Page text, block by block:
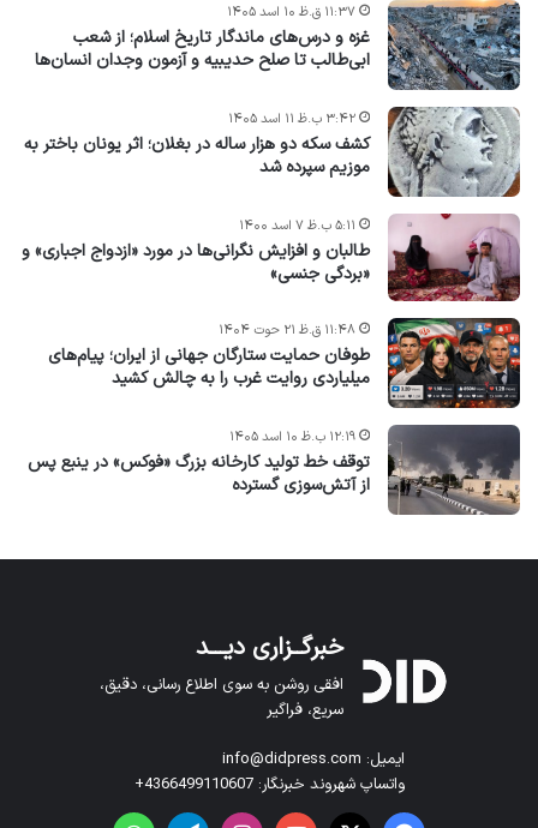
غزه و درس‌های ماندگار تاریخ اسلام؛ از شعب
ابی‌طالب تا صلح حدیبیه و آزمون وجدان انسان‌ها
۱۱:۳۷ ق.ظ ۱۰ اسد ۱۴۰۵
کشف سکه دو هزار ساله در بغلان؛ اثر یونان باختر به
موزیم سپرده شد
۳:۴۲ ب.ظ ۱۱ اسد ۱۴۰۵
طالبان و افزایش نگرانی‌ها در مورد «ازدواج اجباری» و
«بردگی جنسی»
۵:۱۱ ب.ظ ۷ اسد ۱۴۰۰
طوفان حمایت ستارگان جهانی از ایران؛ پیام‌های
میلیاردی روایت غرب را به چالش کشید
۱۱:۴۸ ق.ظ ۲۱ حوت ۱۴۰۴
توقف خط تولید کارخانه بزرگ «فوکس» در ینبع پس
از آتش‌سوزی گسترده
۱۲:۱۹ ب.ظ ۱۰ اسد ۱۴۰۵
خبرگــزاری دیـــد
افقی روشن به سوی اطلاع رسانی، دقیق،
سریع، فراگیر
ایمیل: info@didpress.com
واتساپ شهروند خبرنگار: 4366499110607+